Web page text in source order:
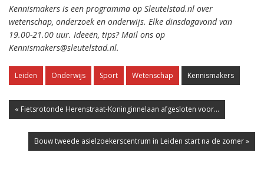
Kennismakers is een programma op Sleutelstad.nl over
wetenschap, onderzoek en onderwijs. Elke dinsdagavond van
19.00-21.00 uur. Ideeën, tips? Mail ons op
Kennismakers@sleutelstad.nl.
Leiden Onderwijs Sport Wetenschap Kennismakers
« Fietsrotonde Herenstraat-Koninginnelaan afgesloten voor...
Bouw tweede asielzoekerscentrum in Leiden start na de zomer »